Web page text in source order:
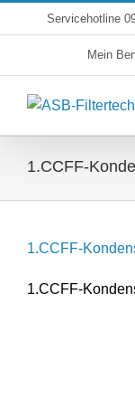
to
Servicehotline
Mein
1.CCFF-
1.CCFF-
1.CCFF-